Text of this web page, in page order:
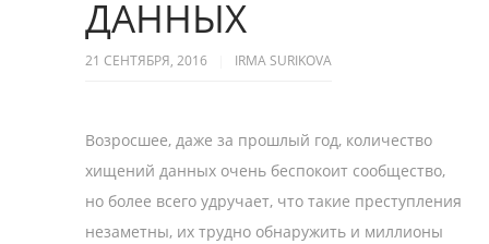
ДАННЫХ
21 СЕНТЯБРЯ, 2016 IRMA SURIKOVA
Возросшее, даже за прошлый год, количество
хищений данных очень беспокоит сообщество,
но более всего удручает, что такие преступления
незаметны, их трудно обнаружить и миллионы